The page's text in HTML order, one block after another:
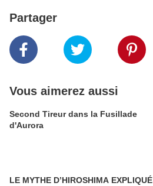
Partager
Vous aimerez aussi
Second Tireur dans la Fusillade
d'Aurora
LE MYTHE D’HIROSHIMA EXPLIQUÉ